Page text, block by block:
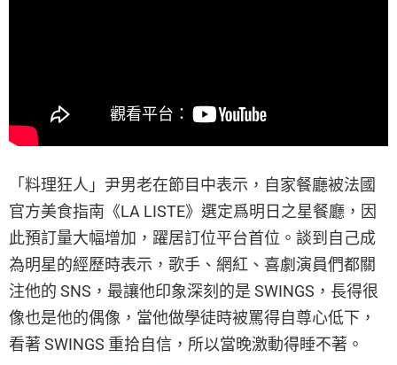
「料理狂人」尹男老在節目中表示，自家餐廳被法國
官方美食指南《LA LISTE》選定爲明日之星餐廳，因
此預訂量大幅增加，躍居訂位平台首位。談到自己成
為明星的經歷時表示，歌手、網紅、喜劇演員們都關
注他的 SNS，最讓他印象深刻的是 SWINGS，長得很
像也是他的偶像，當他做學徒時被罵得自尊心低下，
看著 SWINGS 重拾自信，所以當晚激動得睡不著。